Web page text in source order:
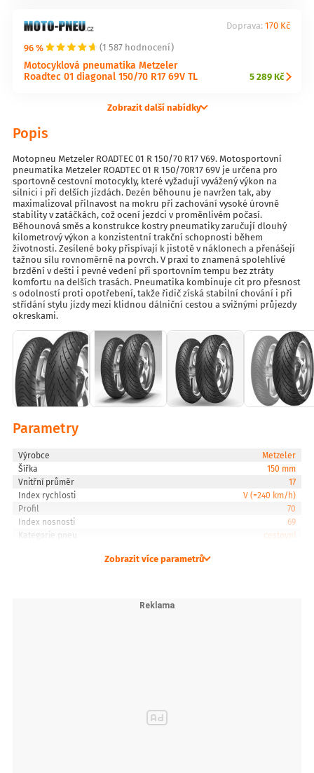
96 % (1 587 hodnocení)
Motocyklová pneumatika Metzeler
Roadtec 01 diagonal 150/70 R17 69V TL
Doprava: 170 Kč
5 289 Kč
Zobrazit další nabídky
Popis
Motopneu Metzeler ROADTEC 01 R 150/70 R17 V69. Motosportovní
pneumatika Metzeler ROADTEC 01 R 150/70R17 69V je určena pro
sportovně cestovní motocykly, které vyžadují vyvážený výkon na
silnici i při delších jízdách. Dezén běhounu je navržen tak, aby
maximalizoval přilnavost na mokru při zachování vysoké úrovně
stability v zatáčkách, což ocení jezdci v proměnlivém počasí.
Běhounová směs a konstrukce kostry pneumatiky zaručují dlouhý
kilometrový výkon a konzistentní trakční schopnosti během
životnosti. Zesílené boky přispívají k jistotě v náklonech a přenášejí
tažnou sílu rovnoměrně na povrch. V praxi to znamená spolehlivé
brzdění v dešti i pevné vedení při sportovním tempu bez ztráty
komfortu na delších trasách. Pneumatika kombinuje cit pro přesnost
s odolností proti opotřebení, takže řidič získá stabilní chování i při
střídání stylu jízdy mezi klidnou dálniční cestou a svižnými průjezdy
okreskami.
Parametry
Výrobce
Metzeler
Šířka
150 mm
Vnitřní průměr
17
Index rychlosti
V (=240 km/h)
Profil
70
Index nosnosti
69
Kategorie pneu
cestovní
Zobrazit více parametrů